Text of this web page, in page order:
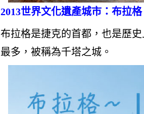
2013世界文化遺產城市：布拉格
布拉格是捷克的首都，也是歷
最多，被稱為千塔之城。